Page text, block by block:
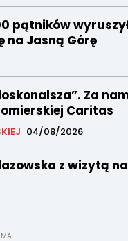
pątników
na Jasną Górę
Za
Caritas
04/08/2026
z wizytą na